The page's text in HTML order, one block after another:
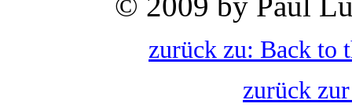
zurück zu: Back to
zurück